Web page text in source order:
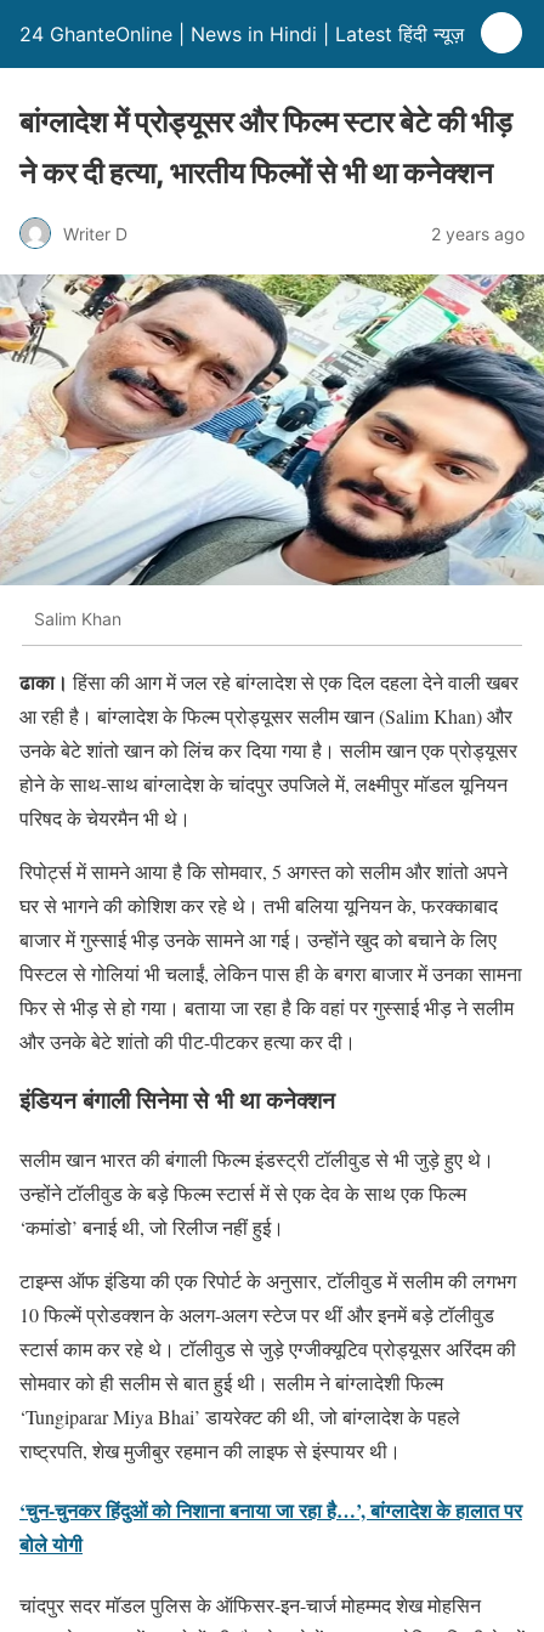
24 GhanteOnline | News in Hindi | Latest हिंदी न्यूज़
बांग्लादेश में प्रोड्यूसर और फिल्म स्टार बेटे की भीड़
ने कर दी हत्या, भारतीय फिल्मों से भी था कनेक्शन
Writer D 2 years ago
Salim Khan
ढाका। हिंसा की आग में जल रहे बांग्लादेश से एक दिल दहला देने वाली खबर
आ रही है। बांग्लादेश के फिल्म प्रोड्यूसर सलीम खान (Salim Khan) और
उनके बेटे शांतो खान को लिंच कर दिया गया है। सलीम खान एक प्रोड्यूसर
होने के साथ-साथ बांग्लादेश के चांदपुर उपजिले में, लक्ष्मीपुर मॉडल यूनियन
परिषद के चेयरमैन भी थे।
रिपोर्ट्स में सामने आया है कि सोमवार, 5 अगस्त को सलीम और शांतो अपने
घर से भागने की कोशिश कर रहे थे। तभी बलिया यूनियन के, फरक्काबाद
बाजार में गुस्साई भीड़ उनके सामने आ गई। उन्होंने खुद को बचाने के लिए
पिस्टल से गोलियां भी चलाईं, लेकिन पास ही के बगरा बाजार में उनका सामना
फिर से भीड़ से हो गया। बताया जा रहा है कि वहां पर गुस्साई भीड़ ने सलीम
और उनके बेटे शांतो की पीट-पीटकर हत्या कर दी।
इंडियन बंगाली सिनेमा से भी था कनेक्शन
सलीम खान भारत की बंगाली फिल्म इंडस्ट्री टॉलीवुड से भी जुड़े हुए थे।
उन्होंने टॉलीवुड के बड़े फिल्म स्टार्स में से एक देव के साथ एक फिल्म
‘कमांडो’ बनाई थी, जो रिलीज नहीं हुई।
टाइम्स ऑफ इंडिया की एक रिपोर्ट के अनुसार, टॉलीवुड में सलीम की लगभग
10 फिल्में प्रोडक्शन के अलग-अलग स्टेज पर थीं और इनमें बड़े टॉलीवुड
स्टार्स काम कर रहे थे। टॉलीवुड से जुड़े एग्जीक्यूटिव प्रोड्यूसर अरिंदम की
सोमवार को ही सलीम से बात हुई थी। सलीम ने बांग्लादेशी फिल्म
‘Tungiparar Miya Bhai’ डायरेक्ट की थी, जो बांग्लादेश के पहले
राष्ट्रपति, शेख मुजीबुर रहमान की लाइफ से इंस्पायर थी।
‘चुन-चुनकर हिंदुओं को निशाना बनाया जा रहा है…’, बांग्लादेश के हालात पर
बोले योगी
चांदपुर सदर मॉडल पुलिस के ऑफिसर-इन-चार्ज मोहम्मद शेख मोहसिन